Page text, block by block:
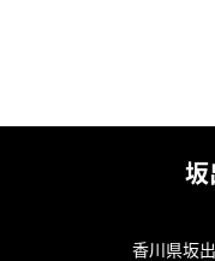
坂
香川県坂